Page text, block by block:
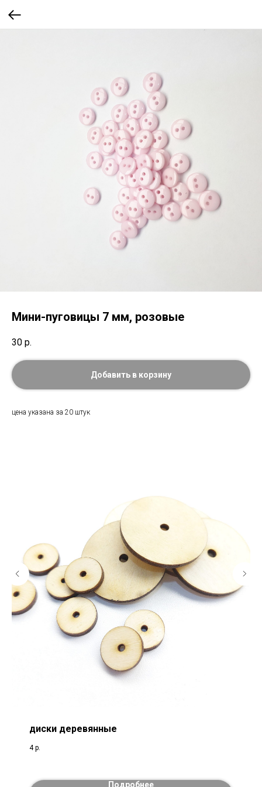
Мини-пуговицы 7 мм, розовые
30 р.
Добавить в корзину
цена указана за 20 штук
диски деревянные
4 р.
Подробнее